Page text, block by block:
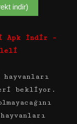
indir)
Apk İndir –
hayvanları
bekliyor.